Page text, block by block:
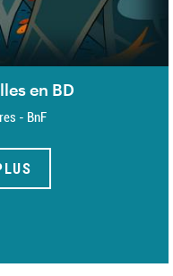
en BD
- BnF